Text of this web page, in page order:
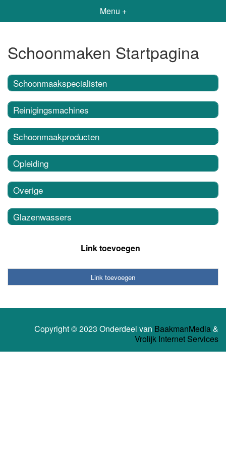
Menu +
Schoonmaken Startpagina
Schoonmaakspecialisten
Reinigingsmachines
Schoonmaakproducten
Opleiding
Overige
Glazenwassers
Link toevoegen
Link toevoegen
Copyright © 2023 Onderdeel van BaakmanMedia&
Vrolijk Internet Services